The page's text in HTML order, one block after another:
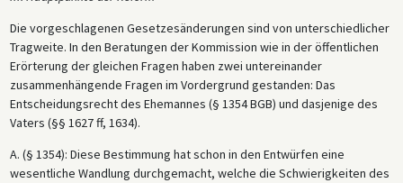
Die vorgeschlagenen Gesetzesänderungen sind von unterschiedlicher
Tragweite. In den Beratungen der Kommission wie in der öffentlichen
Erörterung der gleichen Fragen haben zwei untereinander
zusammenhängende Fragen im Vordergrund gestanden: Das
Entscheidungsrecht des Ehemannes (§ 1354 BGB) und dasjenige des
Vaters (§§ 1627 ff, 1634).
A. (§ 1354): Diese Bestimmung hat schon in den Entwürfen eine
wesentliche Wandlung durchgemacht, welche die Schwierigkeiten des